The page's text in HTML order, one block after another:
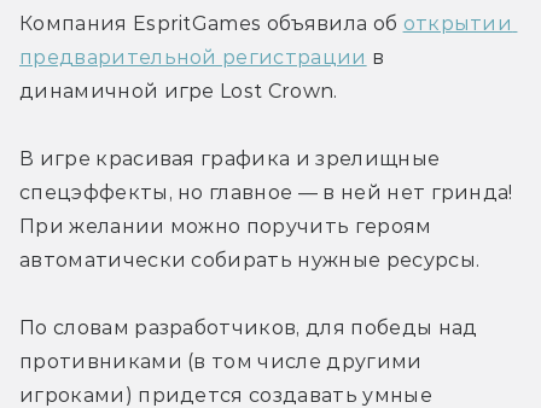
Компания EspritGames объявила об открытии
предварительной регистрации в
динамичной игре Lost Crown.
В игре красивая графика и зрелищные
спецэффекты, но главное — в ней нет гринда!
При желании можно поручить героям
автоматически собирать нужные ресурсы.
По словам разработчиков, для победы над
противниками (в том числе другими
игроками) придется создавать умные